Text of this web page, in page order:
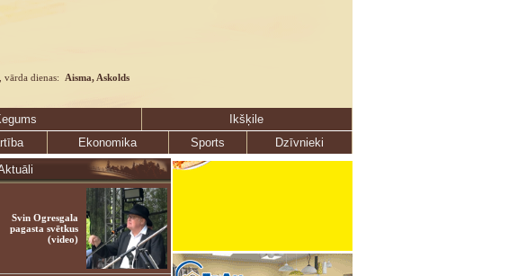
vārda dienas: Aisma, Askolds
Ikšķile
Ekonomika Sports
Dzīvnieki
Svin Ogresgala
pagasta svētkus
(video)